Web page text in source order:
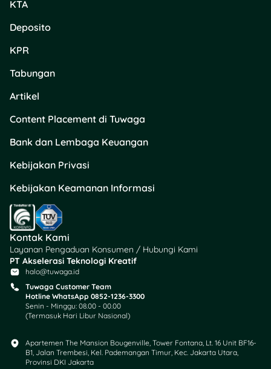
di internet. Banyak
jalan ke ahli hukum.
pengacara penuh.
Jika absen, kamu
bisa dianggap
Siapkan bukti yang
kasus KDRT,
perselingkuhan, atau
hak asuh anak.
Rekomendasi
Produk
Amar Bank
Tunaiku
Mandiri
KTA
Deposito
KPR
Tabungan
Artikel
Content Placement di Tuwaga
Bank dan Lembaga Keuangan
Kebijakan Privasi
Kebijakan Keamanan Informasi
Kontak Kami
Layanan Pengaduan Konsumen / Hubungi Kami
PT Akselerasi Teknologi Kreatif
halo@tuwaga.id
Tuwaga Customer Team
Hotline WhatsApp 0852-1236-3300
Senin - Minggu: 08.00 - 00.00
(Termasuk Hari Libur Nasional)
Apartemen The Mansion Bougenville, Tower Fontana, Lt. 16 Unit BF16-
B1, Jalan Trembesi, Kel. Pademangan Timur, Kec. Jakarta Utara,
Provinsi DKI Jakarta